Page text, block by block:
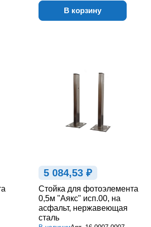
В корзину
5 084,53 ₽
Стойка для фотоэлемента
0,5м "Аякс" исп.00, на
асфальт, нержавеющая
сталь